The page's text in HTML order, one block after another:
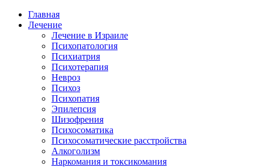
Главная
Лечение
Лечение в Израиле
Психопатология
Психиатрия
Психотерапия
Невроз
Психоз
Психопатия
Эпилепсия
Шизофрения
Психосоматика
Психосоматические расстройства
Алкоголизм
Наркомания и токсикомания